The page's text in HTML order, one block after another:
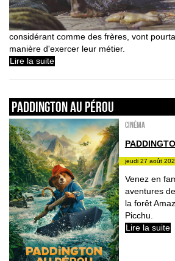
considérant comme des frères, vont
manière d'exercer leur métier.
Lire la suite
PADDINGTON AU PÉROU
Cinéma
jeudi 27 août
Venez en
aventures
la forêt
Picchu.
Lire la suite